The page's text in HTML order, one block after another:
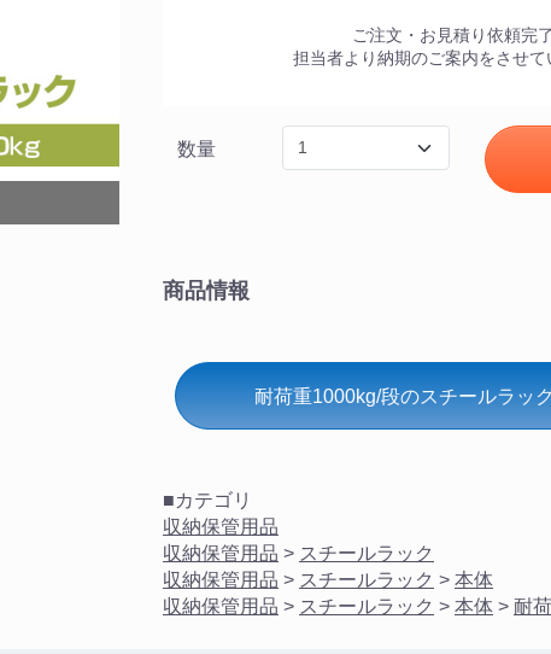
ご注文・お見積り依頼完
担当者より納期のご案内をさせて
数量
商品情報
耐荷重1000kg/段のスチールラッ
■カテゴリ
収納保管用品
収納保管用品 > スチールラック
収納保管用品 > スチールラック > 本体
収納保管用品 > スチールラック > 本体 > 耐